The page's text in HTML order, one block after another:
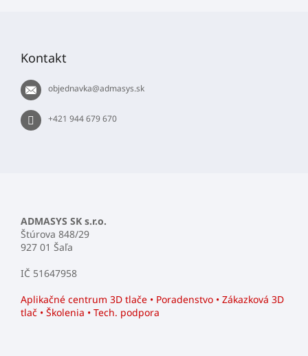
Kontakt
objednavka@admasys.sk
+421 944 679 670
ADMASYS SK s.r.o.
Štúrova 848/29
927 01 Šaľa
IČ 51647958
Aplikačné centrum 3D tlače • Poradenstvo • Zákazková 3D
tlač • Školenia • Tech. podpora